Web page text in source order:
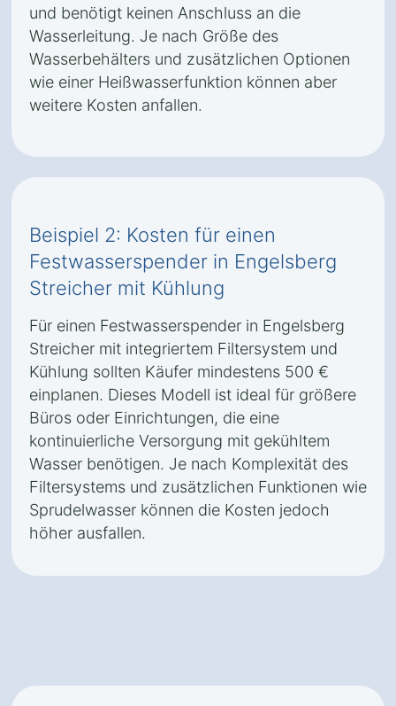
und benötigt keinen Anschluss an die
Wasserleitung. Je nach Größe des
Wasserbehälters und zusätzlichen Optionen
wie einer Heißwasserfunktion können aber
weitere Kosten anfallen.
Beispiel 2: Kosten für einen
Festwasserspender in Engelsberg
Streicher mit Kühlung
Für einen Festwasserspender in Engelsberg
Streicher mit integriertem Filtersystem und
Kühlung sollten Käufer mindestens 500 €
einplanen. Dieses Modell ist ideal für größere
Büros oder Einrichtungen, die eine
kontinuierliche Versorgung mit gekühltem
Wasser benötigen. Je nach Komplexität des
Filtersystems und zusätzlichen Funktionen wie
Sprudelwasser können die Kosten jedoch
höher ausfallen.